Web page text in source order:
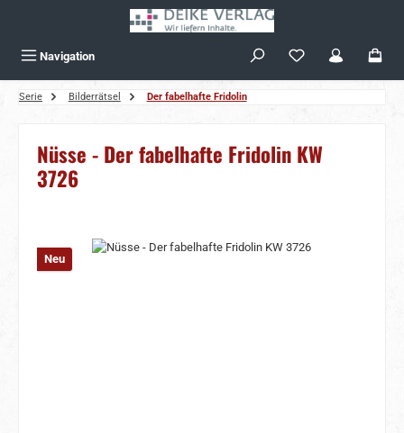
Navigation
Serie Bilderrätsel Der fabelhafte Fridolin
Nüsse - Der fabelhafte Fridolin KW
3726
Bildergalerie überspringen
Neu